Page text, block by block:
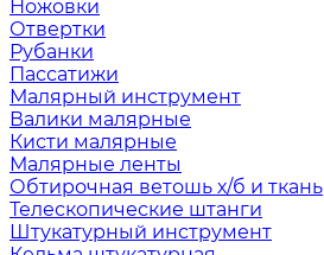
Ножовки
Отвертки
Рубанки
Пассатижи
Малярный инструмент
Валики малярные
Кисти малярные
Малярные ленты
Обтирочная ветошь х/б и ткань
Телескопические штанги
Штукатурный инструмент